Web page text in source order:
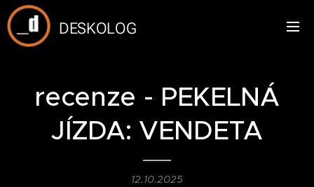
DESKOLOG
recenze - PEKELNÁ
JÍZDA: VENDETA
12.10.2025